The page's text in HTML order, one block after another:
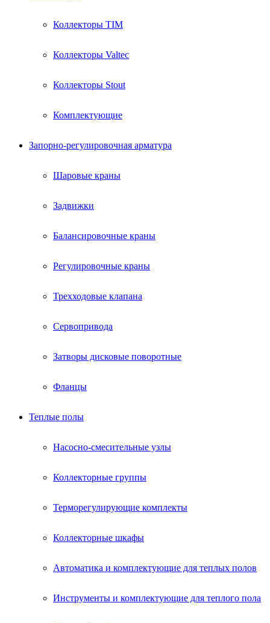
Коллекторы TIM
Коллекторы Valtec
Коллекторы Stout
Комплектующие
Запорно-регулировочная арматура
Шаровые краны
Задвижки
Балансировочные краны
Регулировочные краны
Трехходовые клапана
Сервопривода
Затворы дисковые поворотные
Фланцы
Теплые полы
Насосно-смесительные узлы
Коллекторные группы
Терморегулирующие комплекты
Коллекторные шкафы
Автоматика и комплектующие для теплых полов
Инструменты и комплектующие для теплого пола